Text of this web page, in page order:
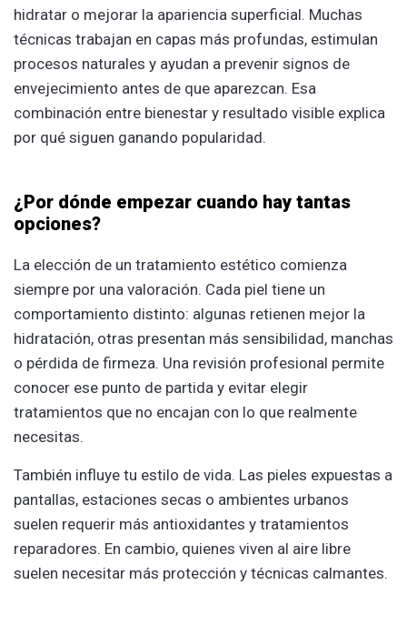
hidratar o mejorar la apariencia superficial. Muchas
técnicas trabajan en capas más profundas, estimulan
procesos naturales y ayudan a prevenir signos de
envejecimiento antes de que aparezcan. Esa
combinación entre bienestar y resultado visible explica
por qué siguen ganando popularidad.
¿Por dónde empezar cuando hay tantas
opciones?
La elección de un tratamiento estético comienza
siempre por una valoración. Cada piel tiene un
comportamiento distinto: algunas retienen mejor la
hidratación, otras presentan más sensibilidad, manchas
o pérdida de firmeza. Una revisión profesional permite
conocer ese punto de partida y evitar elegir
tratamientos que no encajan con lo que realmente
necesitas.
También influye tu estilo de vida. Las pieles expuestas a
pantallas, estaciones secas o ambientes urbanos
suelen requerir más antioxidantes y tratamientos
reparadores. En cambio, quienes viven al aire libre
suelen necesitar más protección y técnicas calmantes.